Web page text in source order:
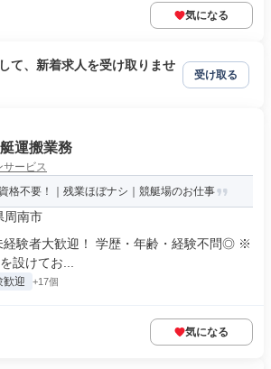
気になる
て、新着求人を受け取りませ
受け取る
運搬業務
サービス
格不要！｜残業ほぼナシ｜競艇場のお仕事
周南市
経験者大歓迎！ 学歴・年齢・経験不問◎ ※
設けてお...
歓迎 +17個
気になる